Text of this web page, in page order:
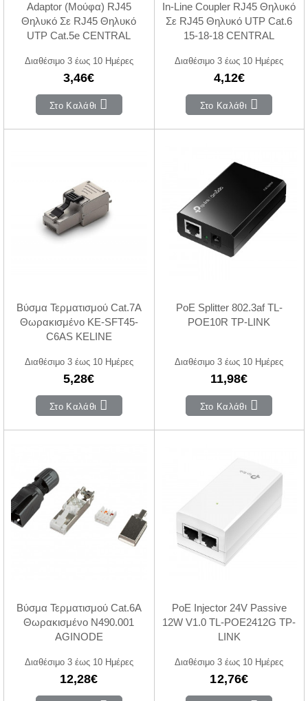
Adaptor (Μούφα) RJ45
Θηλυκό Σε RJ45 Θηλυκό
UTP Cat.5e CENTRAL
Διαθέσιμο 3 έως 10 Ημέρες
3,46€
Στο Καλάθι
In-Line Coupler RJ45 Θηλυκό
Σε RJ45 Θηλυκό UTP Cat.6
15-18-18 CENTRAL
Διαθέσιμο 3 έως 10 Ημέρες
4,12€
Στο Καλάθι
Βύσμα Τερματισμού Cat.7A
Θωρακισμένο KE-SFT45-
C6AS KELINE
Διαθέσιμο 3 έως 10 Ημέρες
5,28€
Στο Καλάθι
PoE Splitter 802.3af TL-
POE10R TP-LINK
Διαθέσιμο 3 έως 10 Ημέρες
11,98€
Στο Καλάθι
Βύσμα Τερματισμού Cat.6Α
Θωρακισμένο N490.001
AGINODE
Διαθέσιμο 3 έως 10 Ημέρες
12,28€
PoE Injector 24V Passive
12W V1.0 TL-POE2412G TP-
LINK
Διαθέσιμο 3 έως 10 Ημέρες
12,76€